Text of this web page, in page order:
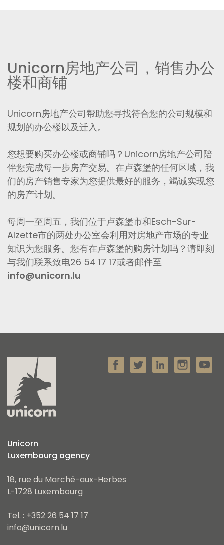
Unicorn房地产公司，销售办公
楼和商铺
Unicorn房地产公司帮助您寻找符合您的公司规模和
规划的办公楼以及迁入。
您想要购买办公楼或商铺吗？Unicorn房地产公司陪
伴您完成每一步房产交易。在卢森堡的任何区域，我
们的房产销售专家为您提供最好的服务，竭诚实现您
的房产计划。
每周一至周五，我们位于卢森堡市和Esch-Sur-
Alzette市的两处办公室会利用对房地产市场的专业
知识为您服务。您有在卢森堡的购房计划吗？请即刻
与我们联系致电26 54 17 17或者邮件至
info@unicorn.lu
Unicorn
Luxembourg agency
18, rue du Marché-aux-Herbes
L-1728 Luxembourg
Tel. : +352 26 54 17 17
info@unicorn.lu